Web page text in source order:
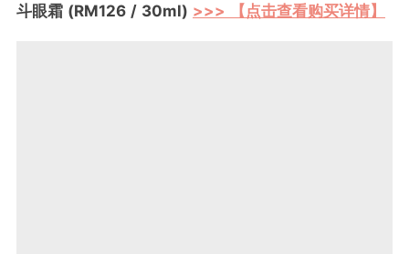
斗眼霜 (RM126 / 30ml) >>> 【点击查看购买详情】